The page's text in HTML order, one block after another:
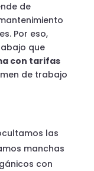
de
Por eso,
que
con tarifas
de trabajo
las
manchas
con